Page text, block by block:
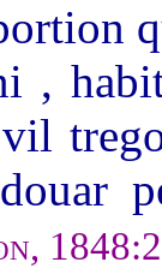
,
,